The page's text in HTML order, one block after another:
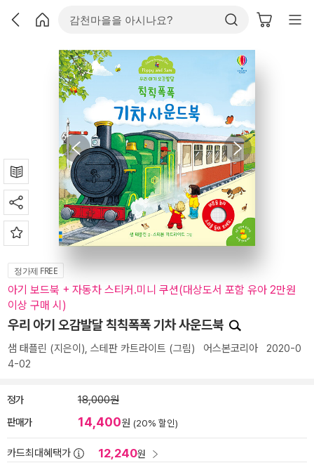
정가제 FREE
아기 보드북 + 자동차 스티커.미니 쿠션(대상도서 포함 유아 2만원
이상 구매 시)
우리 아기 오감발달 칙칙폭폭 기차 사운드북
샘 태플린 (지은이), 스테판 카트라이트 (그림) 어스본코리아 2020-0
4-02
정가 18,000원
판매가 14,400원 (20% 할인)
카드최대혜택가 12,240원